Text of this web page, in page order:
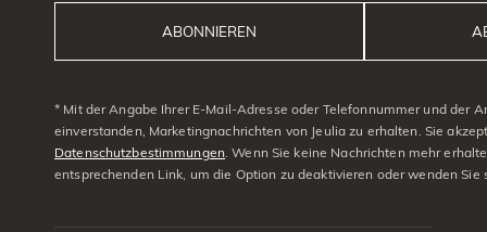
ABONNIEREN
* Mit der Angabe Ihrer E-Mail-Adresse oder Telefonnummer und der
einverstanden, Marketingnachrichten von Jeulia zu erhalten. Sie
Datenschutzbestimmungen. Wenn Sie keine Nachrichten mehr
entsprechenden Link, um die Option zu deaktivieren oder wenden Sie